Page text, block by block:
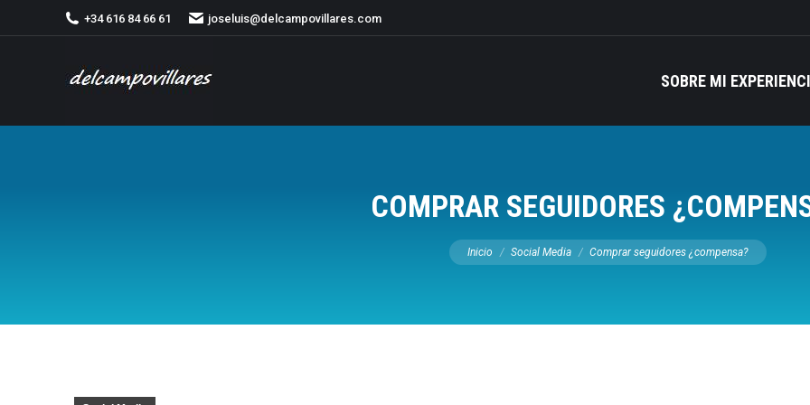
+34 616 84 66 61 joseluis@delcampovillares.com
SOBRE MI
COMPRAR SEGUIDORES
Estás aquí:
Inicio Social Media Comprar seguidores ¿compensa?